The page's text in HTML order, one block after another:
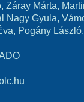
Záray Márta,
Nagy Gyula,
Pogány